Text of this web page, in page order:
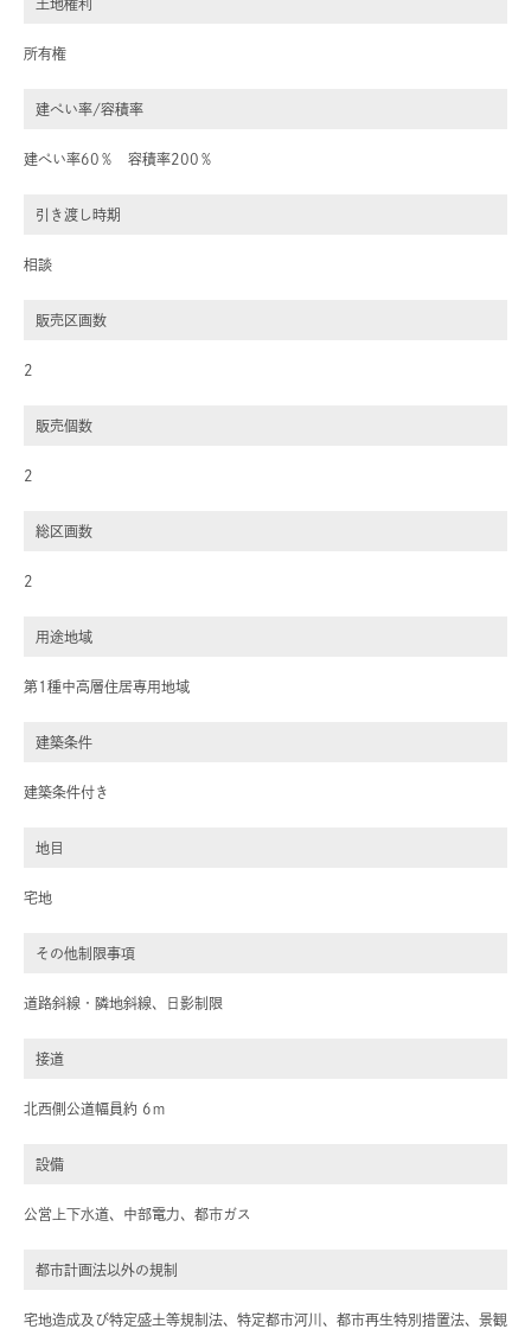
土地権利
所有権
建ぺい率/容積率
建ぺい率60％ 容積率200％
引き渡し時期
相談
販売区画数
2
販売個数
2
総区画数
2
用途地域
第1種中高層住居専用地域
建築条件
建築条件付き
地目
宅地
その他制限事項
道路斜線・隣地斜線、日影制限
接道
北西側公道幅員約 6ｍ
設備
公営上下水道、中部電力、都市ガス
都市計画法以外の規制
宅地造成及び特定盛土等規制法、特定都市河川、都市再生特別措置法、景観